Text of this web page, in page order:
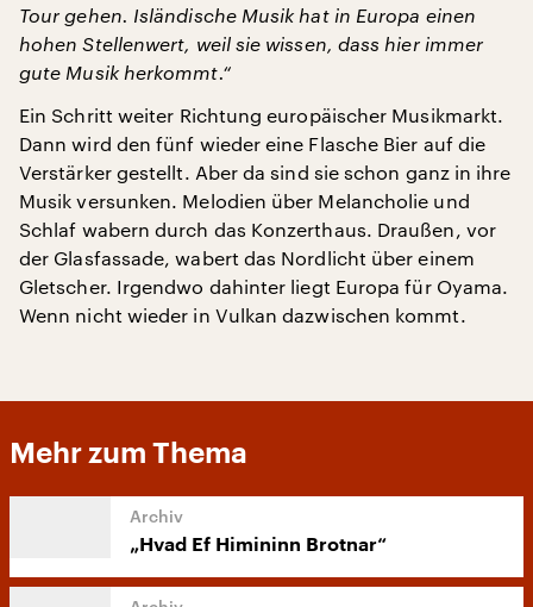
Tour gehen. Isländische Musik hat in Europa einen
hohen Stellenwert, weil sie wissen, dass hier immer
gute Musik herkommt.“
Ein Schritt weiter Richtung europäischer Musikmarkt.
Dann wird den fünf wieder eine Flasche Bier auf die
Verstärker gestellt. Aber da sind sie schon ganz in ihre
Musik versunken. Melodien über Melancholie und
Schlaf wabern durch das Konzerthaus. Draußen, vor
der Glasfassade, wabert das Nordlicht über einem
Gletscher. Irgendwo dahinter liegt Europa für Oyama.
Wenn nicht wieder in Vulkan dazwischen kommt.
Mehr zum Thema
„Hvad Ef Himininn Brotnar“